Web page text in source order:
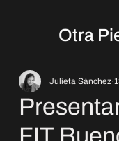
Otra
FIT
Julieta Sánchez